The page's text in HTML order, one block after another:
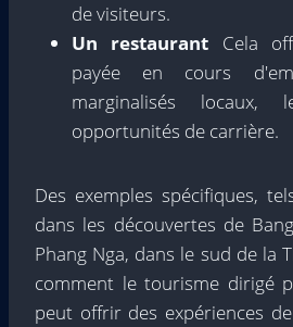
de visiteurs.
Un restaurant Cela
payée en cours
marginalisés
opportunités de carrière.
Des exemples spécifiques,
dans les découvertes de
Phang Nga, dans le sud de la
comment le tourisme dirigé
peut offrir des expériences